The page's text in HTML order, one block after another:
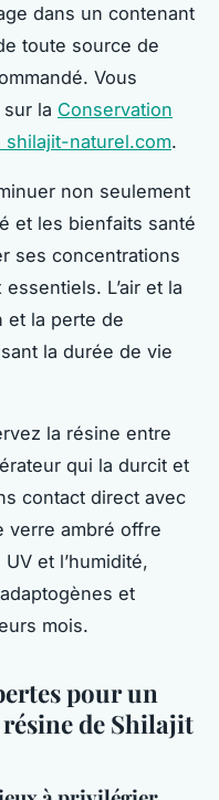
dans un contenant
toute source de
Vous
la Conservation
shilajit-naturel.com.
non seulement
et les bienfaits santé
ses concentrations
L’air et la
et la perte de
la durée de vie
la résine entre
qui la durcit et
contact direct avec
verre ambré offre
et l’humidité,
et
mois.
pour un
de Shilajit